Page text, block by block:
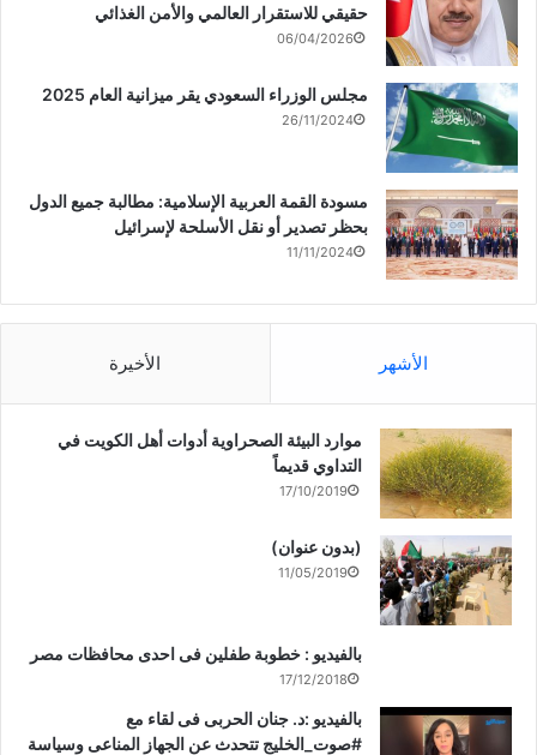
حقيقي للاستقرار العالمي والأمن الغذائي
06/04/2026
مجلس الوزراء السعودي يقر ميزانية العام 2025
26/11/2024
مسودة القمة العربية الإسلامية: مطالبة جميع الدول
بحظر تصدير أو نقل الأسلحة لإسرائيل
11/11/2024
الأشهر الأخيرة
موارد البيئة الصحراوية أدوات أهل الكويت في
التداوي قديماً
17/10/2019
(بدون عنوان)
11/05/2019
بالفيديو : خطوبة طفلين فى احدى محافظات مصر
17/12/2018
بالفيديو :د. جنان الحربى فى لقاء مع
#صوت_الخليج تتحدث عن الجهاز المناعى وسياسة